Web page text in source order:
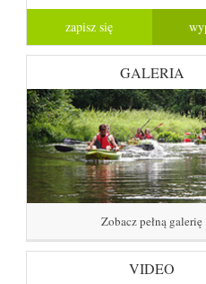
GALERIA
Zobacz pełną galerię
VIDEO